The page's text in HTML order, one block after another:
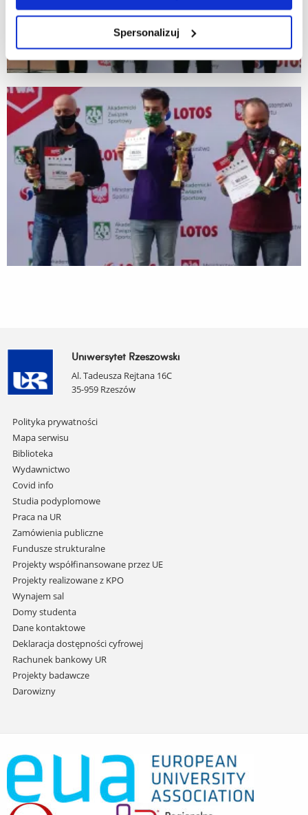
Spersonalizuj
Uniwersytet Rzeszowski
Al. Tadeusza Rejtana 16C
35-959 Rzeszów
Pomiń
nawigację
i
przejdź
do
treści
Polityka prywatności
Mapa serwisu
Biblioteka
Wydawnictwo
Covid info
Studia podyplomowe
Praca na UR
Zamówienia publiczne
Fundusze strukturalne
Projekty współfinansowane przez UE
Projekty realizowane z KPO
Wynajem sal
Domy studenta
Dane kontaktowe
Deklaracja dostępności cyfrowej
Rachunek bankowy UR
Projekty badawcze
Darowizny